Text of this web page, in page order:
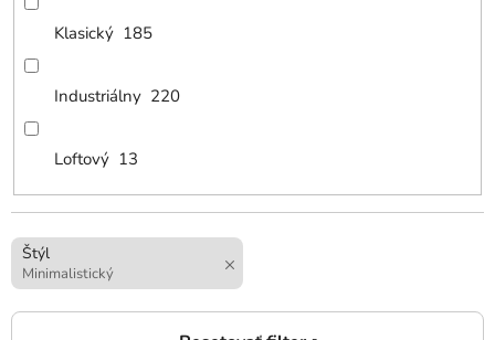
Klasický 185
Industriálny 220
Loftový 13
Štýl
Minimalistický